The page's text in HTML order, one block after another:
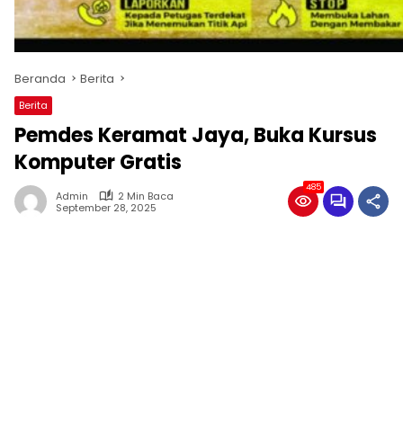
Beranda Berita
Berita
Pemdes Keramat Jaya, Buka Kursus
Komputer Gratis
Admin
2 Min Baca
September 28, 2025
485